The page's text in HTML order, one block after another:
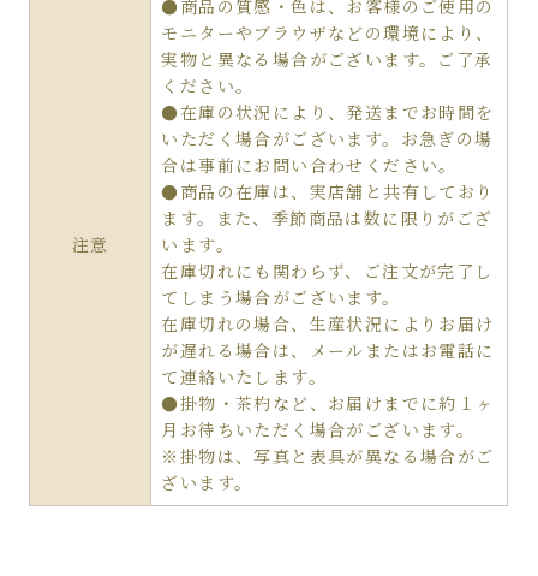
注意
●商品の質感・色は、お客様のご使用の
モニターやブラウザなどの環境により、
実物と異なる場合がございます。ご了承
ください。
●在庫の状況により、発送までお時間を
いただく場合がございます。お急ぎの場
合は事前にお問い合わせください。
●商品の在庫は、実店舗と共有しており
ます。また、季節商品は数に限りがござ
います。
在庫切れにも関わらず、ご注文が完了し
てしまう場合がございます。
在庫切れの場合、生産状況によりお届け
が遅れる場合は、メールまたはお電話に
て連絡いたします。
●掛物・茶杓など、お届けまでに約１ヶ
月お待ちいただく場合がございます。
※掛物は、写真と表具が異なる場合がご
ざいます。